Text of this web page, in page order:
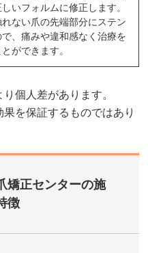
いフォルムに修正します。
ない爪の先端部分にステン
で、痛みや違和感なく治療を
ができます。
個人差があります。
を保証するものではあり
矯正センターの施
徴